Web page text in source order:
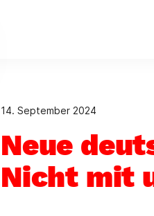
14. September 2024
Neue
Nicht mit